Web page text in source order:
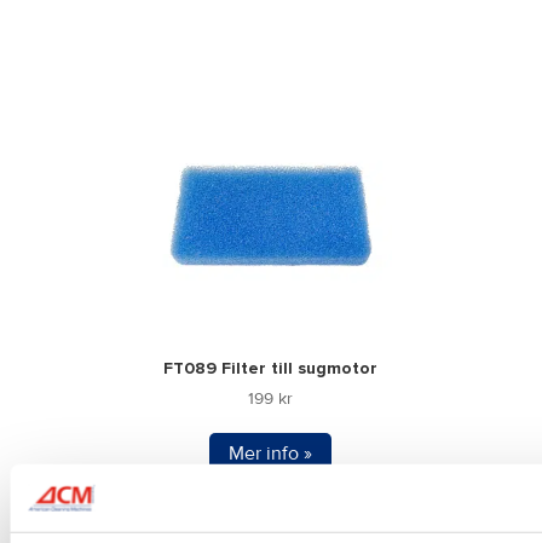
FT089 Filter till sugmotor
199 kr
Mer info »